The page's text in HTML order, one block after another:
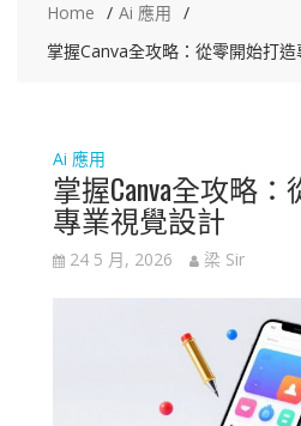
Home
Ai 應用
掌握Canva全攻略：從零開始打
Ai 應用
掌握Canva全攻略
專業視覺設計
24 5 月, 2026 梁 Sir